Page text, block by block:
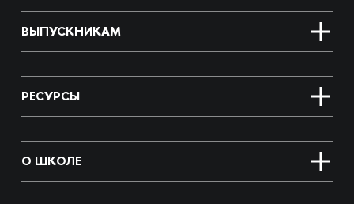
ВЫПУСКНИКАМ
РЕСУРСЫ
О ШКОЛЕ